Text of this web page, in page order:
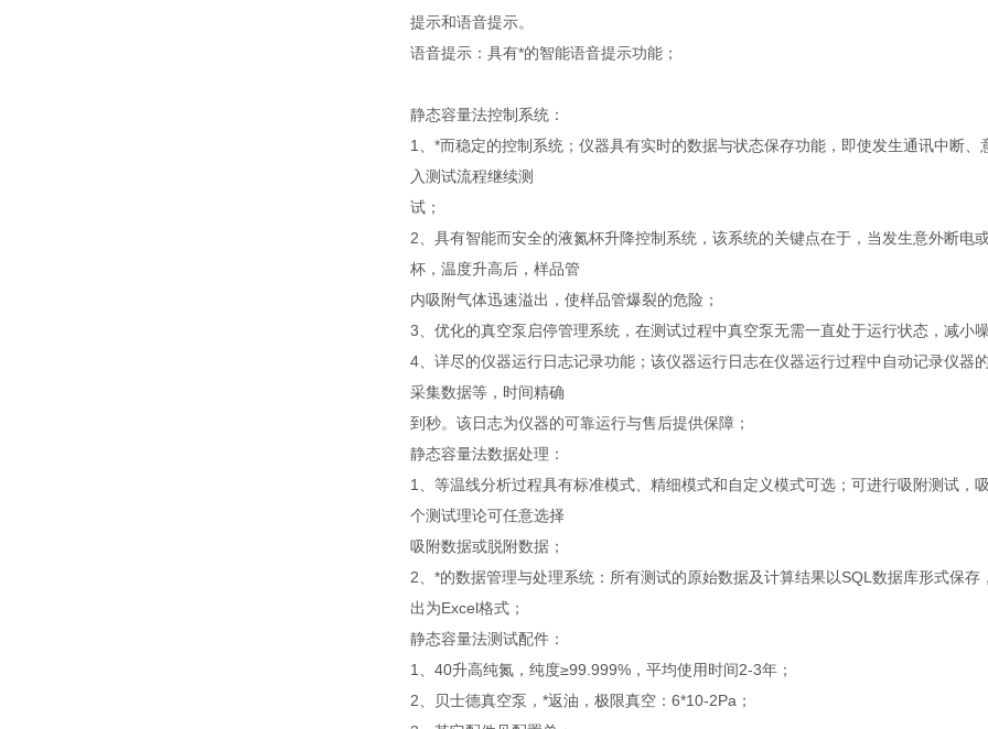
提示和语音提示。
语音提示：具有*的智能语音提示功能；
静态容量法控制系统：
1、*而稳定的控制系统；仪器具有实时的数据与状态保存功能，即使发生通讯中断
入测试流程继续测
试；
2、具有智能而安全的液氮杯升降控制系统，该系统的关键点在于，当发生意外断电
杯，温度升高后，样品管
内吸附气体迅速溢出，使样品管爆裂的危险；
3、优化的真空泵启停管理系统，在测试过程中真空泵无需一直处于运行状态，减小
4、详尽的仪器运行日志记录功能；该仪器运行日志在仪器运行过程中自动记录仪器
采集数据等，时间精确
到秒。该日志为仪器的可靠运行与售后提供保障；
静态容量法数据处理：
1、等温线分析过程具有标准模式、精细模式和自定义模式可选；可进行吸附测试，
个测试理论可任意选择
吸附数据或脱附数据；
2、*的数据管理与处理系统：所有测试的原始数据及计算结果以SQL数据库形式保
出为Excel格式；
静态容量法测试配件：
1、40升高纯氮，纯度≥99.999%，平均使用时间2-3年；
2、贝士德真空泵，*返油，极限真空：6*10-2Pa；